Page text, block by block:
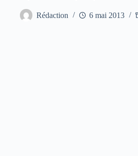
Rédaction 6 mai 2013